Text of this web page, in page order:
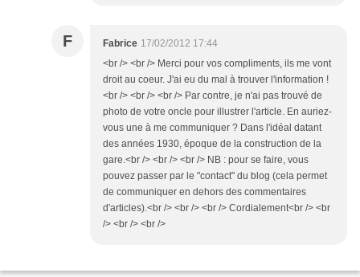
F Fabrice 17/02/2012 17:44
<br /> <br /> Merci pour vos compliments, ils me vont
droit au coeur. J'ai eu du mal à trouver l'information !
<br /> <br /> <br /> Par contre, je n'ai pas trouvé de
photo de votre oncle pour illustrer l'article. En auriez-
vous une à me communiquer ? Dans l'idéal datant
des années 1930, époque de la construction de la
gare.<br /> <br /> <br /> NB : pour se faire, vous
pouvez passer par le "contact" du blog (cela permet
de communiquer en dehors des commentaires
d'articles).<br /> <br /> <br /> Cordialement<br /> <br
/> <br /> <br />